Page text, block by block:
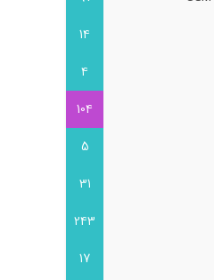
14
4
104
5
31
243
17